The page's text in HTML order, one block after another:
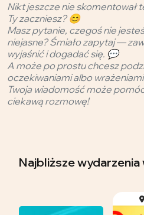
Nikt jeszcze nie
Ty zaczniesz? 😊
Masz pytanie, czegoś nie
niejasne? Śmiało zapytaj —
wyjaśnić i dogadać się. 💬
A może po prostu chcesz
oczekiwaniami albo
Twoja wiadomość może
ciekawą rozmowę!
Najbliższe wydarzenia